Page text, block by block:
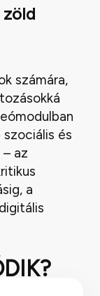
számára,
és
az
a